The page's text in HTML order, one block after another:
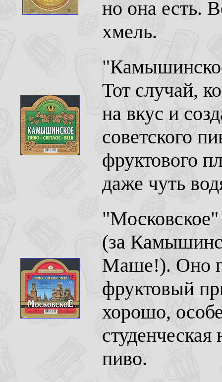
но она есть.
хмель.
Тот случай,
на вкус и
советского
фруктового
даже чуть
(за
Маше!). Оно
фруктовый
хорошо,
пиво.